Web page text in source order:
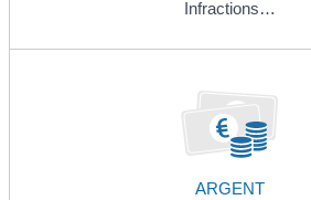
Infractions…
ARGENT